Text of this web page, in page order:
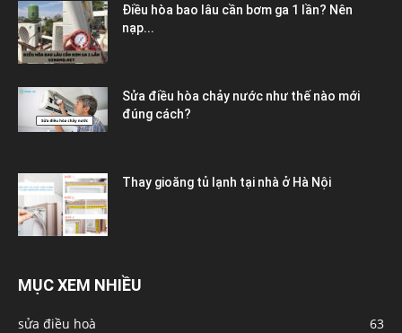
Điều hòa bao lâu cần bơm ga 1 lần? Nên
nạp...
Sửa điều hòa chảy nước như thế nào mới
đúng cách?
Thay gioăng tủ lạnh tại nhà ở Hà Nội
MỤC XEM NHIỀU
sửa điều hoà
63